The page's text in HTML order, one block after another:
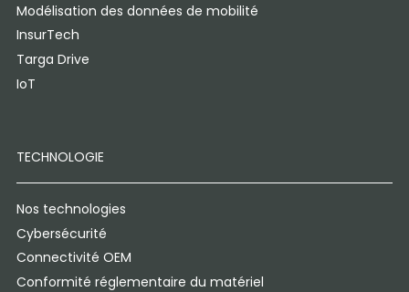
Modélisation des données de mobilité
InsurTech
Targa Drive
IoT
TECHNOLOGIE
Nos technologies
Cybersécurité
Connectivité OEM
Conformité réglementaire du matériel